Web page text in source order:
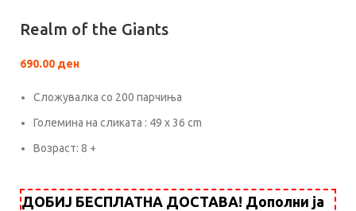
Realm of the Giants
690.00 ден
Сложувалка со 200 парчиња
Големина на сликата : 49 x 36 cm
Возраст: 8 +
ДОБИЈ БЕСПЛАТНА ДОСТАВА! Дополни ја